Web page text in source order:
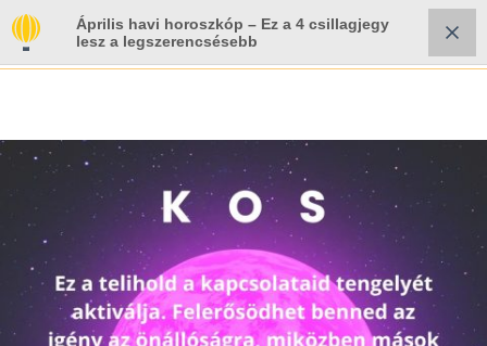
Április havi horoszkóp – Ez a 4 csillagjegy
lesz a legszerencsésebb